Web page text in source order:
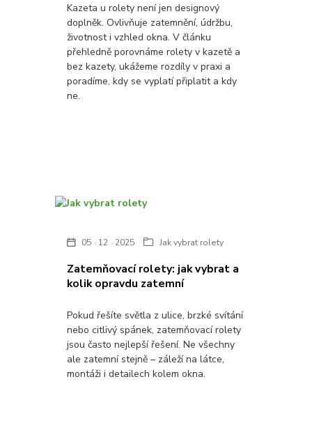
Kazeta u rolety není jen designový
doplněk. Ovlivňuje zatemnění, údržbu,
životnost i vzhled okna. V článku
přehledně porovnáme rolety v kazetě a
bez kazety, ukážeme rozdíly v praxi a
poradíme, kdy se vyplatí připlatit a kdy
ne.
Zatemňovací rolety: jak vybrat a
kolik opravdu zatemní
05 12 2025 Jak vybrat rolety
Pokud řešíte světla z ulice, brzké svítání
nebo citlivý spánek, zatemňovací rolety
jsou často nejlepší řešení. Ne všechny
ale zatemní stejně – záleží na látce,
montáži i detailech kolem okna.